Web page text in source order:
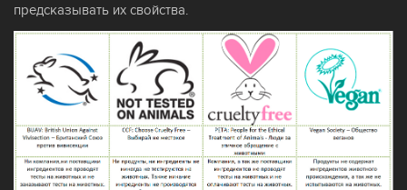
предсказывать их свойства.